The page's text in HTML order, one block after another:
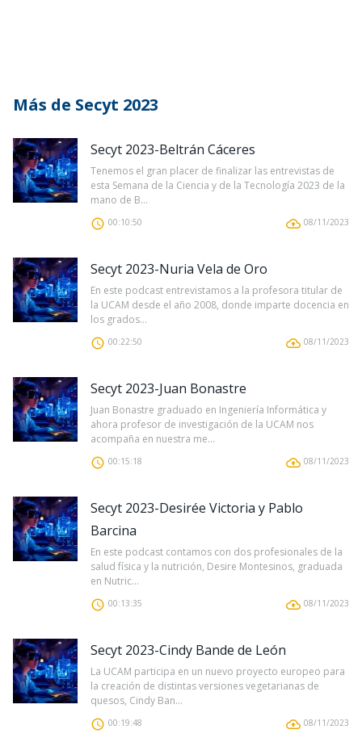
Más de Secyt 2023
Secyt 2023-Beltrán Cáceres
Tenemos el gran placer de finalizar las entrevistas de
esta Semana de la Ciencia y de la Tecnología 2023 de la
mano de B...
00:10:50 08/11/2023
Secyt 2023-Nuria Vela de Oro
En este podcast entrevistamos a la profesora titular de
la UCAM desde el año 2008, donde imparte docencia en
los grados...
00:22:50 08/11/2023
Secyt 2023-Juan Bonastre
Juan Bonastre graduado en Ingeniería Informática y
ahora profesor de investigación de la UCAM nos
acompaña en nuestra me...
00:15:18 08/11/2023
Secyt 2023-Desirée Victoria y Pablo
Barcina
En este podcast contamos con dos profesionales de la
salud física y la nutrición, Desire Montesinos, graduada
en Nutric...
00:13:35 08/11/2023
Secyt 2023-Cindy Bande de León
La UCAM participa en un nuevo proyecto europeo para
la creación de distintas versiones vegetarianas de
quesos, Cindy Ban...
00:19:48 08/11/2023